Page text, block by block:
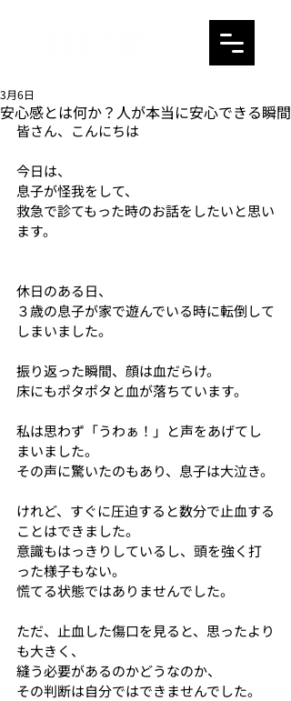
安心感とは何か？人が本当に安心できる瞬間
3月6日
皆さん、こんにちは
今日は、
息子が怪我をして、
救急で診てもった時のお話をしたいと思い
ます。
休日のある日、
３歳の息子が家で遊んでいる時に転倒して
しまいました。
振り返った瞬間、顔は血だらけ。
床にもポタポタと血が落ちています。
私は思わず「うわぁ！」と声をあげてし
まいました。
その声に驚いたのもあり、息子は大泣き。
けれど、すぐに圧迫すると数分で止血する
ことはできました。
意識もはっきりしているし、頭を強く打
った様子もない。
慌てる状態ではありませんでした。
ただ、止血した傷口を見ると、思ったより
も大きく、
縫う必要があるのかどうなのか、
その判断は自分ではできませんでした。